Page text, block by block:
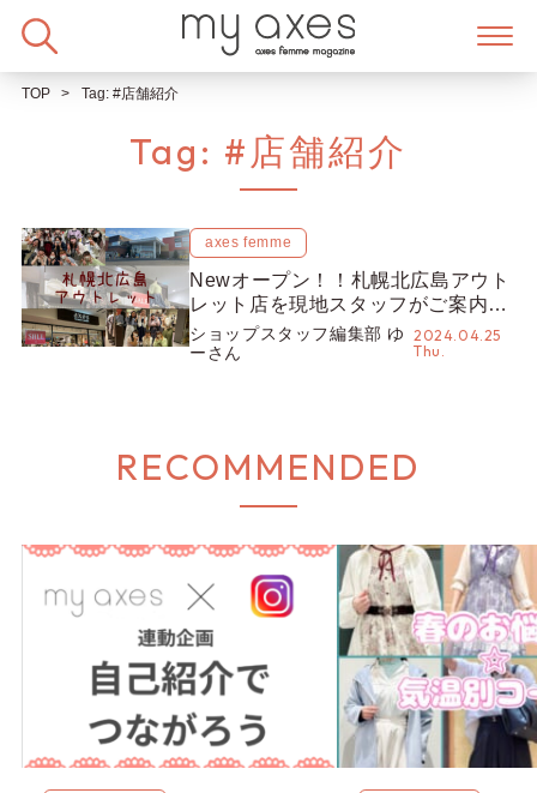
TOP Tag: #店舗紹介
Tag: #店舗紹介
axes femme
Newオープン！！札幌北広島アウト
レット店を現地スタッフがご案内☆
アウトレット限定アイテムも入荷♡
【ショップスタッフ編集部】
ショップスタッフ編集部 ゆ
ーさん
2024.04.25
Thu.
RECOMMENDED